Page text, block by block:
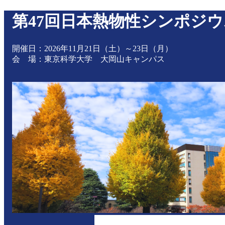
第47回日本熱物性シンポジ
開催日：2026年11月21日（土）～23日（月）
会 場：東京科学大学 大岡山キャンパス